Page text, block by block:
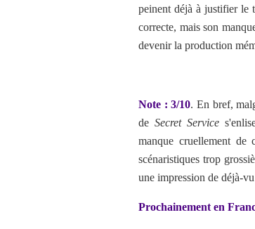
peinent déjà à justifier le
correcte, mais son
devenir la production
Note : 3/10. En bref,
deSecret Service
manque cruellement de
scénaristiques trop
une impression de déjà-
Prochainement en